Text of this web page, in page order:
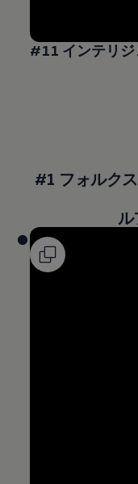
#11 インテリジ
#1 フォルク